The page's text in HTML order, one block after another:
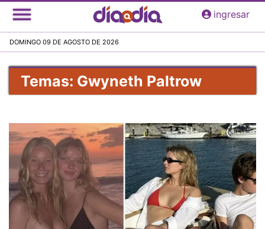
Pasar
al
principal
ingresar
DOMINGO 09 DE AGOSTO DE 2026
Temas: Gwyneth Paltrow